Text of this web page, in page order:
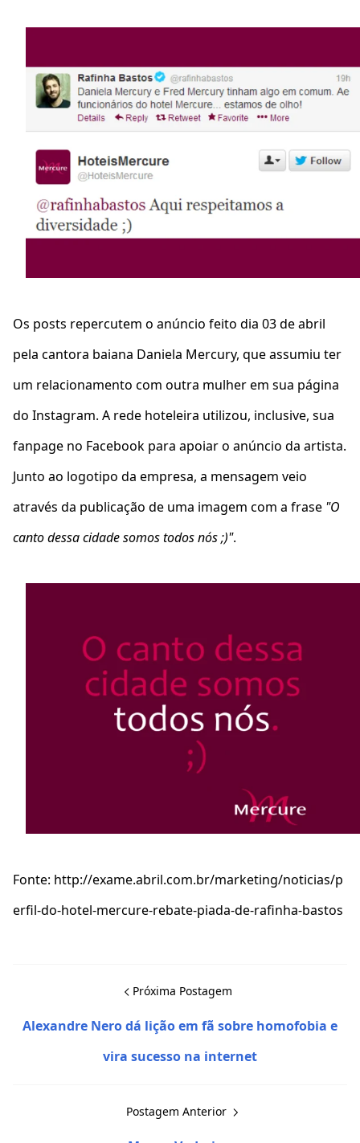
Os posts repercutem o anúncio feito dia 03 de abril
pela cantora baiana Daniela Mercury, que assumiu ter
um relacionamento com outra mulher em sua página
do Instagram. A rede hoteleira utilizou, inclusive, sua
fanpage no Facebook para apoiar o anúncio da artista.
Junto ao logotipo da empresa, a mensagem veio
através da publicação de uma imagem com a frase "O
canto dessa cidade somos todos nós ;)".
Fonte: http://exame.abril.com.br/marketing/noticias/p
erfil-do-hotel-mercure-rebate-piada-de-rafinha-bastos
Próxima Postagem
Alexandre Nero dá lição em fã sobre homofobia e
vira sucesso na internet
Postagem Anterior